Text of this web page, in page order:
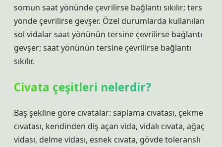
somun saat yönünde çevrilirse bağlantı sıkılır; ters
yönde çevrilirse gevşer. Özel durumlarda kullanılan
sol vidalar saat yönünün tersine çevrilirse bağlantı
gevşer; saat yönünün tersine çevrilirse bağlantı
sıkılır.
Civata çeşitleri nelerdir?
Baş şekline göre cıvatalar: saplama cıvatası, çekme
cıvatası, kendinden diş açan vida, vidalı cıvata, ağaç
vidası, delme vidası, esnek cıvata, gövde toleranslı